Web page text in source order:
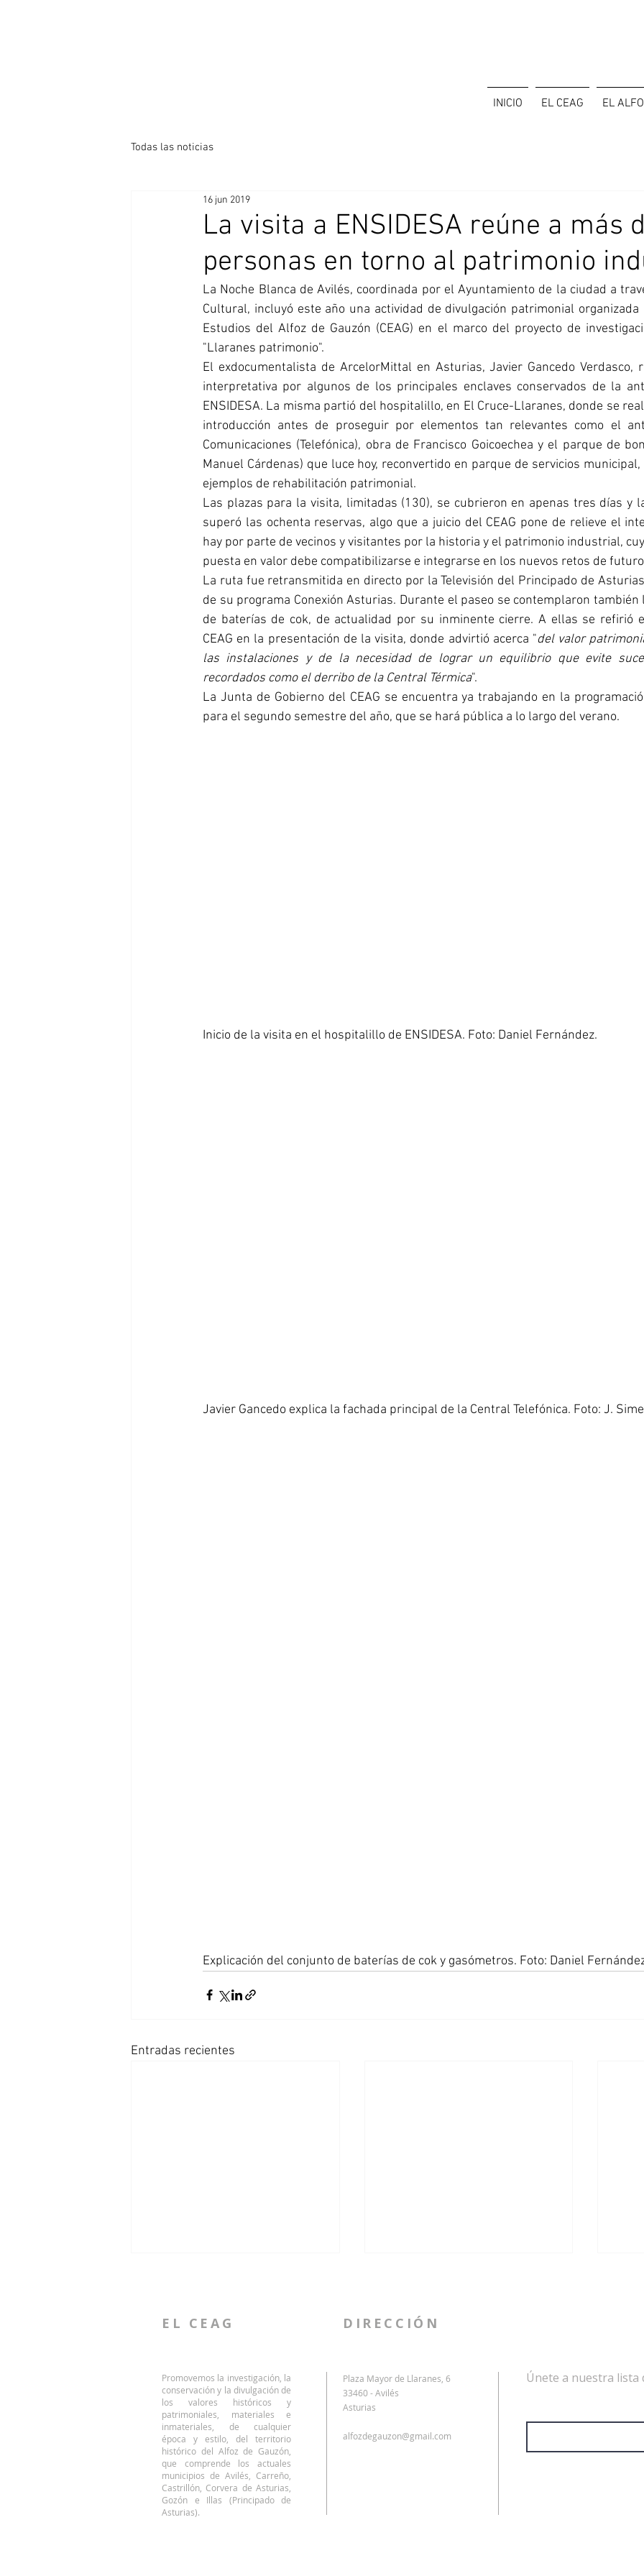
INICIO EL CEAG EL
Todas las noticias
La visita a ENSIDESA reúne a más
personas en torno al patrimonio
16 jun 2019
La Noche Blanca de Avilés, coordinada por el Ayuntamiento de la ciudad a
Cultural, incluyó este año una actividad de divulgación patrimonial
Estudios del Alfoz de Gauzón (CEAG) en el marco del proyecto de
"Llaranes patrimonio".
El exdocumentalista de ArcelorMittal en Asturias, Javier Gancedo Verdasco,
interpretativa por algunos de los principales enclaves conservados de la
ENSIDESA. La misma partió del hospitalillo, en El Cruce-Llaranes, donde se
introducción antes de proseguir por elementos tan relevantes como el
Comunicaciones (Telefónica), obra de Francisco Goicoechea y el parque de
Manuel Cárdenas) que luce hoy, reconvertido en parque de servicios
ejemplos de rehabilitación patrimonial.
Las plazas para la visita, limitadas (130), se cubrieron en apenas tres días y
superó las ochenta reservas, algo que a juicio del CEAG pone de relieve el
hay por parte de vecinos y visitantes por la historia y el patrimonio industrial,
puesta en valor debe compatibilizarse e integrarse en los nuevos retos de
La ruta fue retransmitida en directo por la Televisión del Principado de Asturias
de su programa Conexión Asturias. Durante el paseo se contemplaron
de baterías de cok, de actualidad por su inminente cierre. A ellas se refirió
CEAG en la presentación de la visita, donde advirtió acerca "del valor
las instalaciones y de la necesidad de lograr un equilibrio que evite
recordados como el derribo de la Central Térmica".
La Junta de Gobierno del CEAG se encuentra ya trabajando en la
para el segundo semestre del año, que se hará pública a lo largo del verano.
Inicio de la visita en el hospitalillo de ENSIDESA. Foto: Daniel Fernández.
Javier Gancedo explica la fachada principal de la Central Telefónica. Foto: J.
Explicación del conjunto de baterías de cok y gasómetros. Foto: Daniel
Entradas recientes
El CEAG conduce una visita
patrimonial al conjunto de
Raíces Viejo
Fe Santoveña diserta sobre la
académica del CEAG
EL CEAG DIRECCIÓN
Promovemos la investigación, la
conservación y la divulgación de
los valores históricos y
patrimoniales, materiales e
inmateriales, de cualquier
época y estilo, del territorio
histórico del Alfoz de Gauzón,
que comprende los actuales
municipios de Avilés, Carreño,
Castrillón, Corvera de Asturias,
Gozón e Illas (Principado de
Asturias).
Plaza Mayor de Llaranes, 6
33460 - Avilés
Asturias
alfozdegauzon@gmail.com
Únete a nuestra